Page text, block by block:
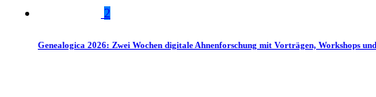
2
Genealogica 2026: Zwei Wochen digitale Ahnenforschung mit Vorträgen, Workshops